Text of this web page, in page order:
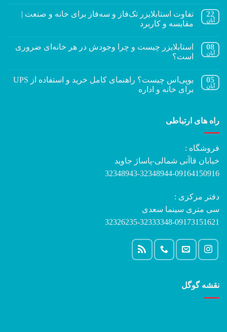
22
آبان
تفاوت استابلایزر تک‌فاز و سه‌فاز برای خانه و صنعت |
مقایسه و کاربرد
08
آبان
استابلایزر چیست و چرا وجودش در هر خانه‌ای ضروری
است؟
05
آبان
یوپی‌اس چیست؟ راهنمای کامل خرید و استفاده از UPS
برای خانه و اداره
راه های ارتباطی
فروشگاه :
خیابان قاآنی شمالی-پاساژ جاوید
32348943-32348944-09164150916
دفتر مرکزی :
سی متری سینما سعدی
32326235-32333348-09173151621
نقشه گوگل